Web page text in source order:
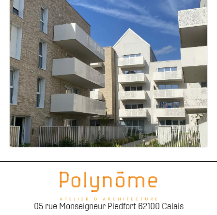
05 rue Monseigneur Piedfort 62100 Calais